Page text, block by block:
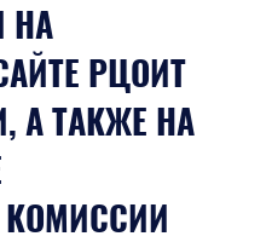
НА
РЦОИТ
А ТАКЖЕ НА
КОМИССИИ